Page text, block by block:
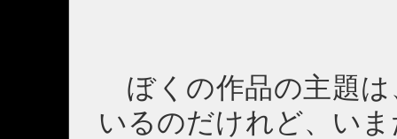
ぼくの作品の主題は
いるのだけれど、い